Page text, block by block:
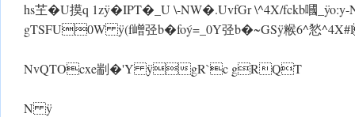
hs芏�U摸q 1z ÿ�IPT�_U \-N W�.UvfGr \^4X/fckb嘓_ ÿo:y-
gTSFU0W ÿ(f嶒弪b�foý=_0Y弪b�~GS ÿ糇6^悐
NvQTOcxe剬�'Y ÿgR`c gRQT
N ÿ